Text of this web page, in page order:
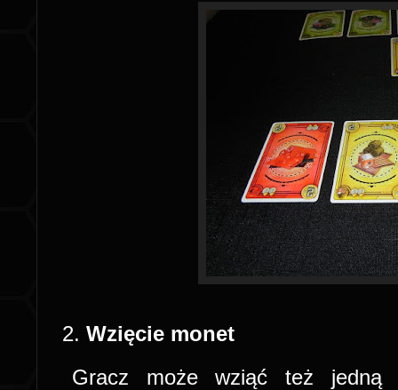
Wzięcie monet
Gracz może wziąć też